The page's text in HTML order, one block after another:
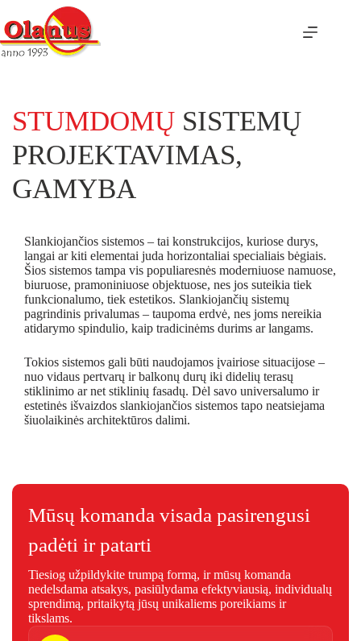
STUMDOMŲ SISTEMŲ
PROJEKTAVIMAS,
GAMYBA
Slankiojančios sistemos – tai konstrukcijos, kuriose durys,
langai ar kiti elementai juda horizontaliai specialiais bėgiais.
Šios sistemos tampa vis populiaresnės moderniuose namuose,
biuruose, pramoniniuose objektuose, nes jos suteikia tiek
funkcionalumo, tiek estetikos. Slankiojančių sistemų
pagrindinis privalumas – taupoma erdvė, nes joms nereikia
atidarymo spindulio, kaip tradicinėms durims ar langams.
Tokios sistemos gali būti naudojamos įvairiose situacijose –
nuo vidaus pertvarų ir balkonų durų iki didelių terasų
stiklinimo ar net stiklinių fasadų. Dėl savo universalumo ir
estetinės išvaizdos slankiojančios sistemos tapo neatsiejama
šiuolaikinės architektūros dalimi.
Mūsų komanda visada pasirengusi
padėti ir patarti
Tiesiog užpildykite trumpą formą, ir mūsų komanda
nedelsdama atsakys, pasiūlydama efektyviausią, individualų
sprendimą, pritaikytą jūsų unikaliems poreikiams ir
tikslams.